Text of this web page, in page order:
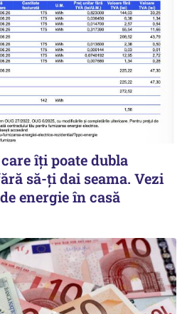
îți poate dubla
să-ți dai seama. Vezi
energie în casă